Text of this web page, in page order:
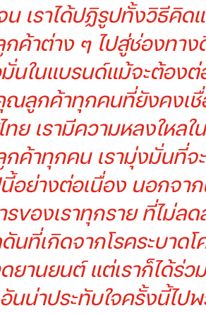
เราได้ปฏิรูปทั้งวิธีคิด
ค้าต่าง ๆ ไปสู่ช่องทา
นในแบรนด์แม้จะต้อง
ลูกค้าทุกคนที่ยังคงเชื่
ย เรามีความหลงใหลใ
าทุกคน เรามุ่งมั่นที่จะ
อย่างต่อเนื่อง นอกจ
ของเราทุกราย ที่ไม่ล
ที่เกิดจากโรคระบาด
านยนต์ แต่เราก็ได้ร่ว
นน่าประทับใจครั้งนี้ไป